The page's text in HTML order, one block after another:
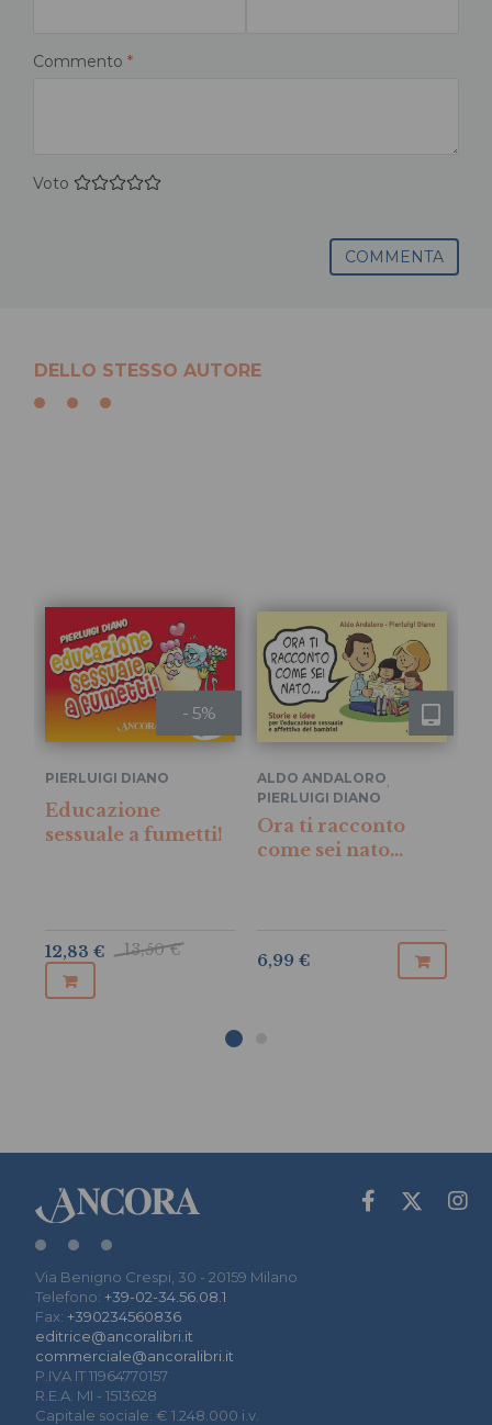
Commento *
Voto
COMMENTA
DELLO STESSO AUTORE
- 5%
PIERLUIGI DIANO
Educazione
sessuale a fumetti!
13,50 €
12,83 €
ALDO ANDALORO,
PIERLUIGI DIANO
Ora ti racconto
come sei nato…
6,99 €
Via Benigno Crespi, 30 - 20159 Milano
Telefono: +39-02-34.56.08.1
Fax: +390234560836
editrice@ancoralibri.it
commerciale@ancoralibri.it
P.IVA IT 11964770157
R.E.A. MI - 1513628
Capitale sociale: € 1.248.000 i.v.